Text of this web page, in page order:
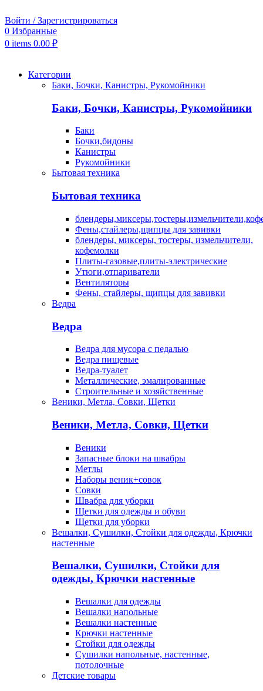
Войти / Зарегистрироваться
0 Избранные
0 items 0.00 ₽
Категории
Баки, Бочки, Канистры, Рукомойники
Баки, Бочки, Канистры, Рукомойники
Баки
Бочки,бидоны
Канистры
Рукомойники
Бытовая техника
Бытовая техника
Фены,стайлеры,щипцы для завивки
блендеры, миксеры, тостеры, измельчители,
кофемолки
Плиты-газовые,плиты-электрические
Утюги,отпариватели
Вентиляторы
Фены, стайлеры, щипцы для завивки
Ведра
Ведра
Ведра для мусора с педалью
Ведра пищевые
Ведра-туалет
Металлические, эмалированные
Строительные и хозяйственные
Веники, Метла, Совки, Щетки
Веники, Метла, Совки, Щетки
Веники
Запасные блоки на швабры
Метлы
Наборы веник+совок
Совки
Швабра для уборки
Щетки для одежды и обуви
Щетки для уборки
Вешалки, Сушилки, Стойки для одежды, Крючки
настенные
Вешалки, Сушилки, Стойки для
одежды, Крючки настенные
Вешалки для одежды
Вешалки напольные
Вешалки настенные
Крючки настенные
Стойки для одежды
Сушилки напольные, настенные,
потолочные
Детские товары